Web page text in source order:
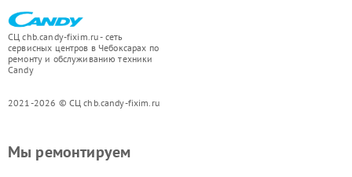
СЦ chb.candy-fixim.ru - сеть
сервисных центров в Чебоксарах по
ремонту и обслуживанию техники
Candy
2021-2026 © СЦ chb.candy-fixim.ru
Мы ремонтируем